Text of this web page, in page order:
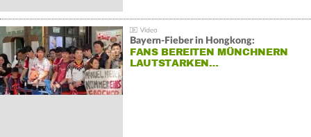
Bayern-Fieber in Hongkong:
FANS BEREITEN MÜNCHNERN
LAUTSTARKEN…